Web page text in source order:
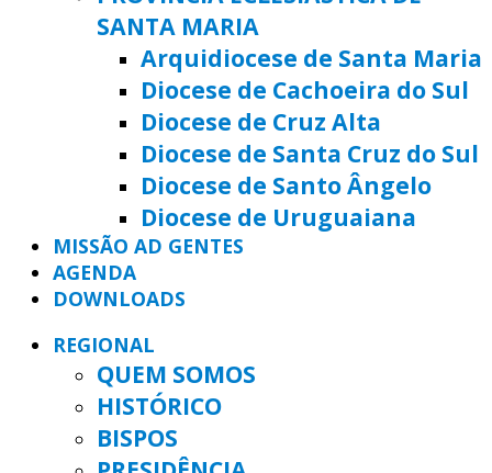
SANTA MARIA
Arquidiocese de Santa Maria
Diocese de Cachoeira do Sul
Diocese de Cruz Alta
Diocese de Santa Cruz do Sul
Diocese de Santo Ângelo
Diocese de Uruguaiana
MISSÃO AD GENTES
AGENDA
DOWNLOADS
REGIONAL
QUEM SOMOS
HISTÓRICO
BISPOS